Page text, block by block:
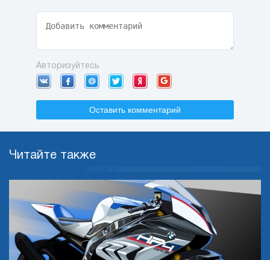
Авторизуйтесь
Оставить комментарий
Читайте также